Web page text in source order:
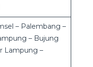
– Palembang –
– Bujung
Lampung –